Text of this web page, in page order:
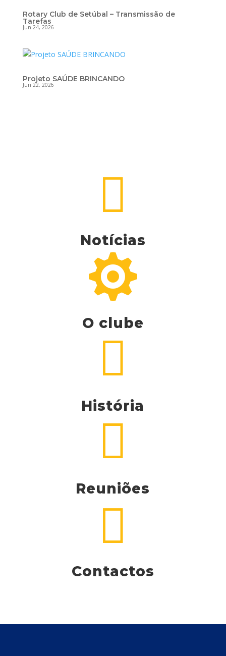
Rotary Club de Setúbal – Transmissão de
Tarefas
Jun 24, 2026
Projeto SAÚDE BRINCANDO
Jun 22, 2026

Notícias

O clube

História

Reuniões

Contactos